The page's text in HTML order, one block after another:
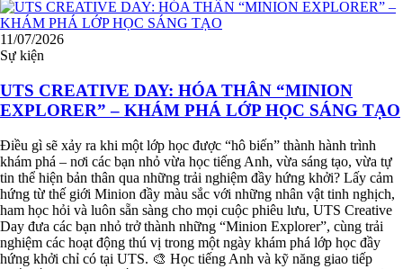
11/07/2026
Sự kiện
UTS CREATIVE DAY: HÓA THÂN “MINION
EXPLORER” – KHÁM PHÁ LỚP HỌC SÁNG TẠO
Điều gì sẽ xảy ra khi một lớp học được “hô biến” thành hành trình
khám phá – nơi các bạn nhỏ vừa học tiếng Anh, vừa sáng tạo, vừa tự
tin thể hiện bản thân qua những trải nghiệm đầy hứng khởi? Lấy cảm
hứng từ thế giới Minion đầy màu sắc với những nhân vật tinh nghịch,
ham học hỏi và luôn sẵn sàng cho mọi cuộc phiêu lưu, UTS Creative
Day đưa các bạn nhỏ trở thành những “Minion Explorer”, cùng trải
nghiệm các hoạt động thú vị trong một ngày khám phá lớp học đầy
hứng khởi chỉ có tại UTS. 🎨 Học tiếng Anh và kỹ năng giao tiếp